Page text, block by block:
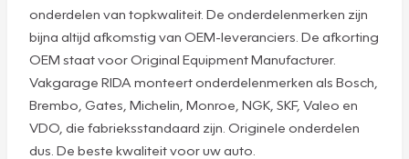
onderdelen van topkwaliteit. De onderdelenmerken zijn
bijna altijd afkomstig van OEM-leveranciers. De afkorting
OEM staat voor Original Equipment Manufacturer.
Vakgarage RIDA monteert onderdelenmerken als Bosch,
Brembo, Gates, Michelin, Monroe, NGK, SKF, Valeo en
VDO, die fabrieksstandaard zijn. Originele onderdelen
dus. De beste kwaliteit voor uw auto.